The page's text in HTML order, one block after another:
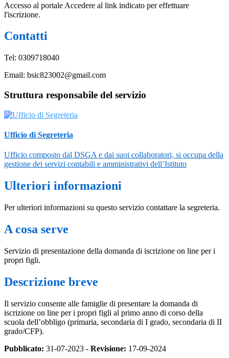
Accesso al portale Accedere al link indicato per effettuare
l'iscrizione.
Contatti
Tel: 0309718040
Email: bsic823002@gmail.com
Struttura responsabile del servizio
Ufficio di Segreteria
Ufficio composto dal DSGA e dai suoi collaboratori, si occupa della
gestione dei servizi contabili e amministrativi dell’Istituto
Ulteriori informazioni
Per ulteriori informazioni su questo servizio contattare la segreteria.
A cosa serve
Servizio di presentazione della domanda di iscrizione on line per i
propri figli.
Descrizione breve
Il servizio consente alle famiglie di presentare la domanda di
iscrizione on line per i propri figli al primo anno di corso della
scuola dell’obbligo (primaria, secondaria di I grado, secondaria di II
grado/CFP).
Pubblicato: 31-07-2023 - Revisione: 17-09-2024